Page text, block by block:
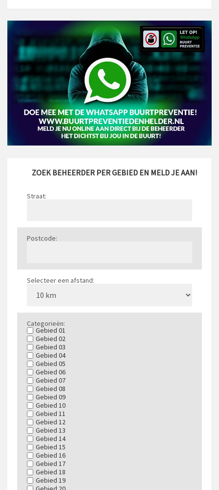
ZOEK BEHEERDER PER GEBIED EN MELD JE AAN!
Straat:
Postcode:
Selecteer een afstand:
Categorieën:
Gebied 01
Gebied 02
Gebied 03
Gebied 04
Gebied 05
Gebied 06
Gebied 07
Gebied 08
Gebied 09
Gebied 10
Gebied 11
Gebied 12
Gebied 13
Gebied 14
Gebied 15
Gebied 16
Gebied 17
Gebied 18
Gebied 19